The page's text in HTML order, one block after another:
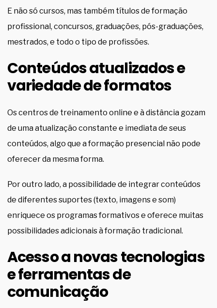
E não só cursos, mas também títulos de formação
profissional, concursos, graduações, pós-graduações,
mestrados, e todo o tipo de profissões.
Conteúdos atualizados e
variedade de formatos
Os centros de treinamento online e à distância gozam
de uma atualização constante e imediata de seus
conteúdos, algo que a formação presencial não pode
oferecer da mesma forma.
Por outro lado, a possibilidade de integrar conteúdos
de diferentes suportes (texto, imagens e som)
enriquece os programas formativos e oferece muitas
possibilidades adicionais à formação tradicional.
Acesso a novas tecnologias
e ferramentas de
comunicação